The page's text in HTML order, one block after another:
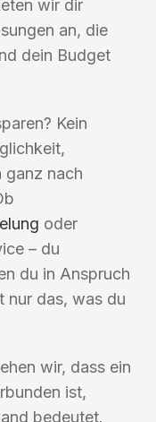
wir dir
an, die
dein Budget
Kein
ganz nach
oder
– du
du in Anspruch
nur das, was du
wir, dass ein
ist,
bedeutet.